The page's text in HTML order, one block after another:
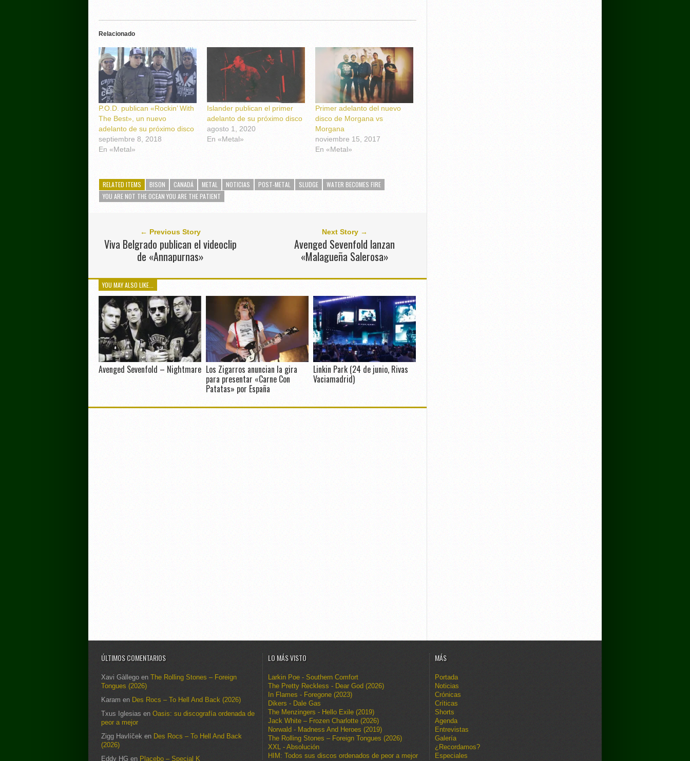
Relacionado
P.O.D. publican «Rockin’ With
The Best», un nuevo
adelanto de su próximo disco
septiembre 8, 2018
En «Metal»
Islander publican el primer
adelanto de su próximo disco
agosto 1, 2020
En «Metal»
Primer adelanto del nuevo
disco de Morgana vs
Morgana
noviembre 15, 2017
En «Metal»
RELATED ITEMS BISON CANADÁ METAL NOTICIAS POST-METAL SLUDGE
WATER BECOMES FIRE
YOU ARE NOT THE OCEAN YOU ARE THE PATIENT
← Previous Story
Viva Belgrado publican el videoclip
de «Annapurnas»
Next Story →
Avenged Sevenfold lanzan
«Malagueña Salerosa»
YOU MAY ALSO LIKE...
Avenged Sevenfold – Nightmare Los Zigarros anuncian la gira
para presentar «Carne Con
Patatas» por España
Linkin Park (24 de junio, Rivas
Vaciamadrid)
ÚLTIMOS COMENTARIOS
Xavi Gàllego en The Rolling Stones – Foreign
Tongues (2026)
Karam en Des Rocs – To Hell And Back (2026)
Txus Iglesias en Oasis: su discografía ordenada de
peor a mejor
Zigg Havlíček en Des Rocs – To Hell And Back
(2026)
Eddy HG en Placebo – Special K
LO MÁS VISTO
Larkin Poe - Southern Comfort
The Pretty Reckless - Dear God (2026)
In Flames - Foregone (2023)
Dikers - Dale Gas
The Menzingers - Hello Exile (2019)
Jack White – Frozen Charlotte (2026)
Norwald - Madness And Heroes (2019)
The Rolling Stones – Foreign Tongues (2026)
XXL - Absolución
HIM: Todos sus discos ordenados de peor a mejor
MÁS
Portada
Noticias
Crónicas
Críticas
Shorts
Agenda
Entrevistas
Galería
¿Recordamos?
Especiales